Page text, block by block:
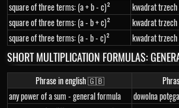
square of three terms: (a + b - c)²
kwadrat trzech
square of three terms: (a - b + c)²
kwadrat trzech
square of three terms: (a - b - c)²
kwadrat trzech
SHORT MULTIPLICATION FORMULAS:
Phrase in english 🇬🇧
any power of a sum - general formula
dowolna